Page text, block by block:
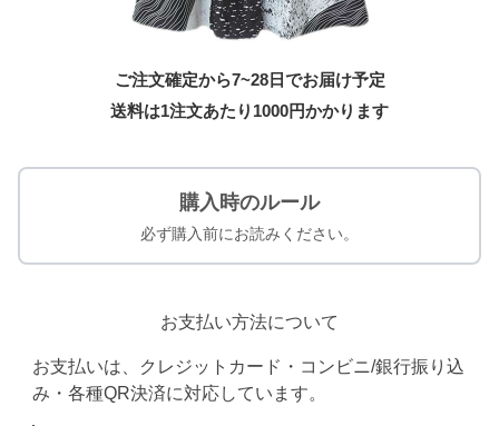
ご注文確定から7~28日でお届け予定
送料は1注文あたり 1000円かかります
購入時のルール
必ず購入前にお読みください。
お支払い方法について
お支払いは、クレジットカード・コンビニ/銀行振り込
み・各種QR決済に対応しています。